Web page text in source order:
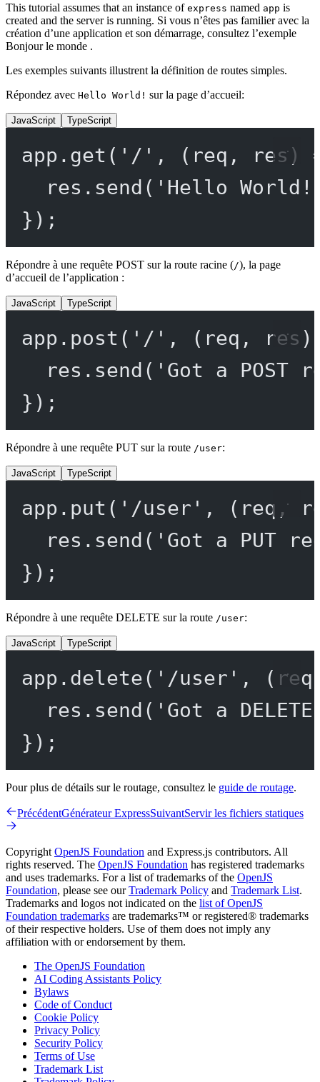
This tutorial assumes that an instance of express named app is
created and the server is running. Si vous n’êtes pas familier avec la
création d’une application et son démarrage, consultez l’exemple
Bonjour le monde .
Les exemples suivants illustrent la définition de routes simples.
Répondez avec Hello World! sur la page d’accueil:
JavaScript TypeScript
app. get ( '/' , ( req , res)
res. send ( 'Hello
});
Répondre à une requête POST sur la route racine (/), la page
d’accueil de l’application :
JavaScript TypeScript
app. post ( '/' , ( req , res
res. send ( 'Got a POST
});
Répondre à une requête PUT sur la route /user:
JavaScript TypeScript
app. put ( '/user' , ( req ,
res. send ( 'Got a PUT
});
Répondre à une requête DELETE sur la route /user:
JavaScript TypeScript
app. delete( '/user' , ( req
res. send ( 'Got a
});
Pour plus de détails sur le routage, consultez le guide de routage.
PrécédentGénérateur ExpressSuivantServir les fichiers statiques
Copyright OpenJS Foundation and Express.js contributors. All
rights reserved. The OpenJS Foundation has registered trademarks
and uses trademarks. For a list of trademarks of the OpenJS
Foundation, please see ourTrademark Policy and Trademark List.
Trademarks and logos not indicated on the list of OpenJS
Foundation trademarks are trademarks™ or registered® trademarks
of their respective holders. Use of them does not imply any
affiliation with or endorsement by them.
The OpenJS Foundation
AI Coding Assistants Policy
Bylaws
Code of Conduct
Cookie Policy
Privacy Policy
Security Policy
Terms of Use
Trademark List